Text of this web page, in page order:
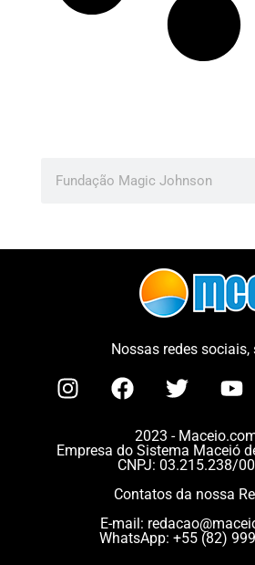
Nossas redes sociais,
2023 -
Empresa do Sistema Maceió
CNPJ: 03.215.238/
Contatos da nossa
E-mail:
WhatsApp: +55 (82)